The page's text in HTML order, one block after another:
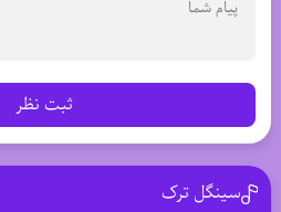
ثبت نظر
سینگل ترک